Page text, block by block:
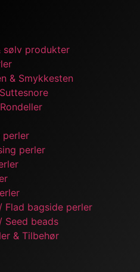
produkter
& Smykkesten
perler
perler
Flad bagside perler
Seed beads
& Tilbehør